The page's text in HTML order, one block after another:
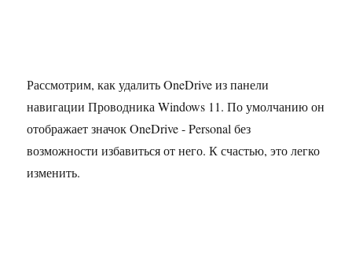
Рассмотрим, как удалить OneDrive из панели
навигации Проводника Windows 11. По умолчанию он
отображает значок OneDrive - Personal без
возможности избавиться от него. К счастью, это легко
изменить.